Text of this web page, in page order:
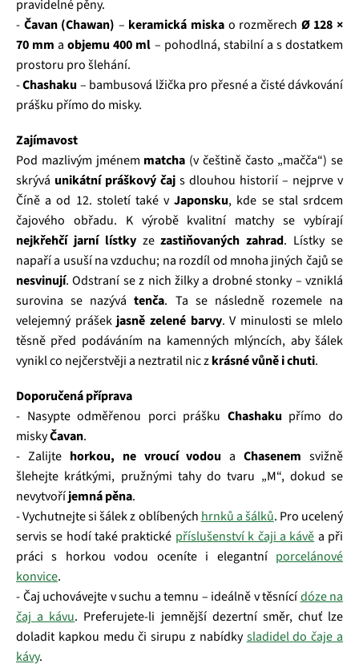
pravidelné pěny.
- Čavan (Chawan) – keramická miska o rozměrech Ø 128 ×
70 mm aobjemu 400 ml – pohodlná, stabilní a s dostatkem
prostoru pro šlehání.
-Chashaku – bambusová lžička pro přesné a čisté dávkování
prášku přímo do misky.
Zajímavost
Pod mazlivým jménem matcha (v češtině často „mačča“) se
skrývá unikátní práškový čaj s dlouhou historií – nejprve v
Číně a od 12. století také vJaponsku, kde se stal srdcem
čajového obřadu. K výrobě kvalitní matchy se vybírají
nejkřehčí jarní lístkyzezastiňovaných zahrad. Lístky se
napaří a usuší na vzduchu; na rozdíl od mnoha jiných čajů se
nesvinují. Odstraní se z nich žilky a drobné stonky – vzniklá
surovina se nazývátenča. Ta se následně rozemele na
velejemný prášek jasně zelené barvy. V minulosti se mlelo
těsně před podáváním na kamenných mlýncích, aby šálek
vynikl co nejčerstvěji a neztratil nic zkrásné vůně i chuti.
Doporučená příprava
- Nasypte odměřenou porci prášku Chashaku přímo do
miskyČavan.
- Zalijte horkou, ne vroucí vodou aChasenem svižně
šlehejte krátkými, pružnými tahy do tvaru „M“, dokud se
nevytvoříjemná pěna.
- Vychutnejte si šálek z oblíbených hrnků a šálků. Pro ucelený
servis se hodí také praktické příslušenství k čaji a kávě a při
práci s horkou vodou oceníte i elegantní porcelánové
konvice.
- Čaj uchovávejte v suchu a temnu – ideálně v těsnícídóze na
čaj a kávu. Preferujete-li jemnější dezertní směr, chuť lze
doladit kapkou medu či sirupu z nabídkysladidel do čaje a
kávy.